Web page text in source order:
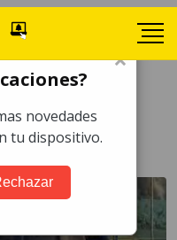
×
novedades
tu dispositivo.